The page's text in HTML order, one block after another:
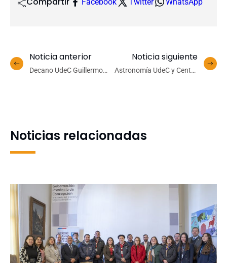
Noticia anterior
Decano UdeC Guillermo
Noticia siguiente
Astronomía UdeC y Centro
Noticias relacionadas